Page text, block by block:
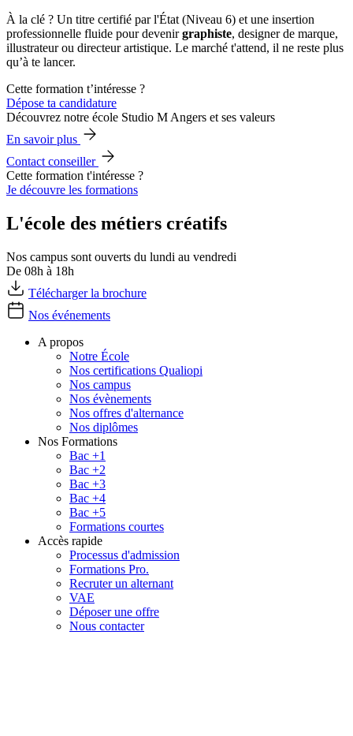
À la clé ? Un titre certifié par l'État (Niveau 6) et une insertion
professionnelle fluide pour devenirgraphiste, designer de marque,
illustrateur ou directeur artistique. Le marché t'attend, il ne reste plus
qu’à te lancer.
Cette formation t’intéresse ?
Dépose ta candidature
Découvrez notre école Studio M Angers et ses valeurs
En savoir plus
Contact conseiller
Cette formation t'intéresse ?
Je découvre les formations
L'école des métiers créatifs
Nos campus sont ouverts du lundi au vendredi
De 08h à 18h
Télécharger la brochure
Nos événements
A propos
Notre École
Nos certifications Qualiopi
Nos campus
Nos évènements
Nos offres d'alternance
Nos diplômes
Nos Formations
Bac +1
Bac +2
Bac +3
Bac +4
Bac +5
Formations courtes
Accès rapide
Processus d'admission
Formations Pro.
Recruter un alternant
VAE
Déposer une offre
Nous contacter